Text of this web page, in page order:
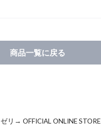
商品一覧に戻る
リ→ OFFICIAL ONLINE STORE